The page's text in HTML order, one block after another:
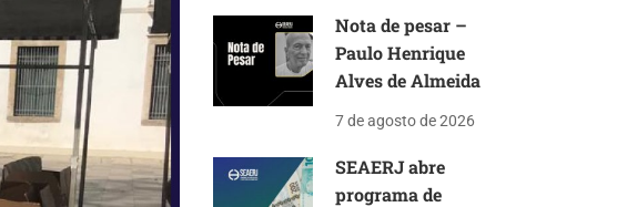
Nota de pesar –
Paulo Henrique
Alves de Almeida
7 de agosto de 2026
SEAERJ abre
programa de